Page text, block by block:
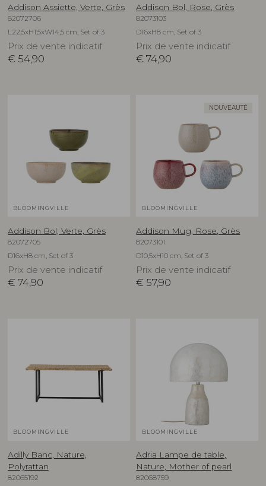
Addison Assiette, Verte, Grès
82072706
L22,5xH1,5xW14,5 cm, Set of 3
Prix de vente indicatif
€ 54,90
Addison Bol, Rose, Grès
82073103
D16xH8 cm, Set of 3
Prix de vente indicatif
€ 74,90
BLOOMINGVILLE
Addison Bol, Verte, Grès
82072705
D16xH8 cm, Set of 3
Prix de vente indicatif
€ 74,90
NOUVEAUTÉ
BLOOMINGVILLE
Addison Mug, Rose, Grès
82073101
D10,5xH10 cm, Set of 3
Prix de vente indicatif
€ 57,90
BLOOMINGVILLE
Adilly Banc, Nature,
Polyrattan
82065192
BLOOMINGVILLE
Adria Lampe de table,
Nature, Mother of pearl
82068759